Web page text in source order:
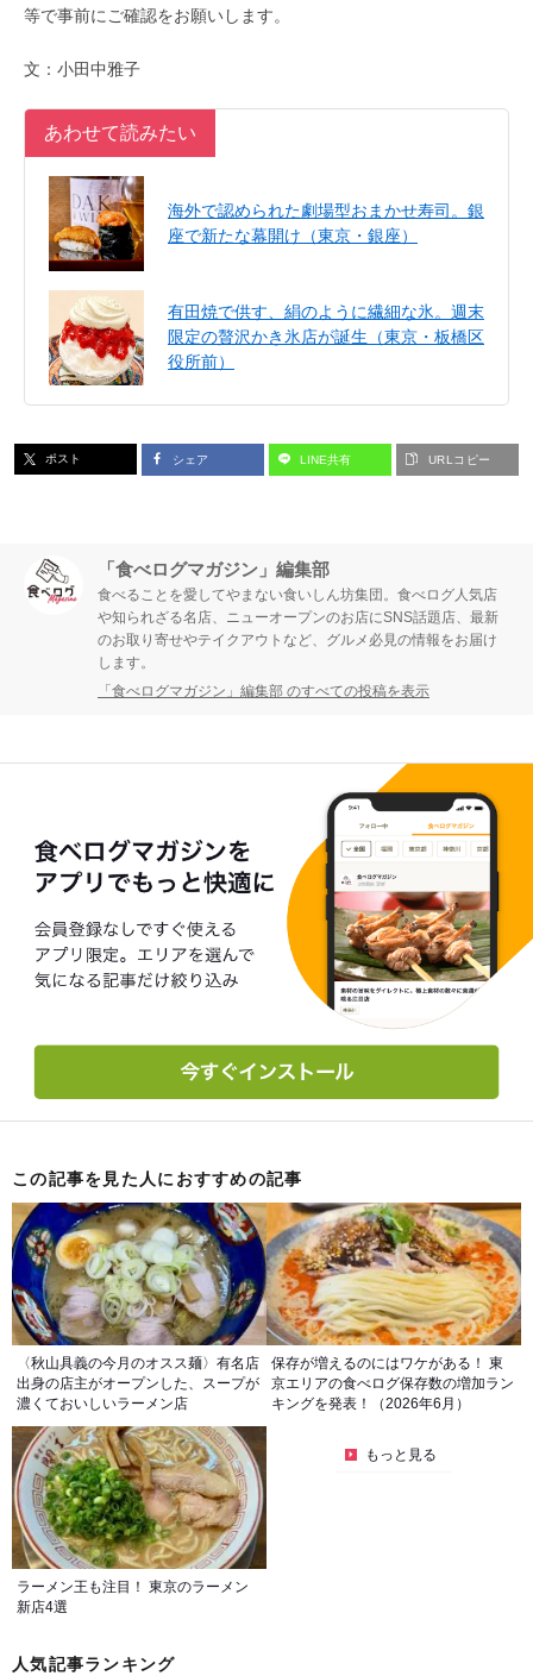
等で事前にご確認をお願いします。
文：小田中雅子
あわせて読みたい
海外で認められた劇場型おまかせ寿司。銀
座で新たな幕開け（東京・銀座）
有田焼で供す、絹のように繊細な氷。週末
限定の贅沢かき氷店が誕生（東京・板橋区
役所前）
ポスト シェア LINE共有 URLコピー
「食べログマガジン」編集部
食べることを愛してやまない食いしん坊集団。食べログ人気店
や知られざる名店、ニューオープンのお店にSNS話題店、最新
のお取り寄せやテイクアウトなど、グルメ必見の情報をお届け
します。
「食べログマガジン」編集部 のすべての投稿を表示
この記事を見た人におすすめの記事
〈秋山具義の今月のオスス麺〉有名店
出身の店主がオープンした、スープが
濃くておいしいラーメン店
保存が増えるのにはワケがある！ 東
京エリアの食べログ保存数の増加ラン
キングを発表！（2026年6月）
ラーメン王も注目！ 東京のラーメン
新店4選
もっと見る
人気記事ランキング